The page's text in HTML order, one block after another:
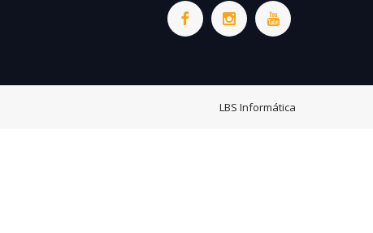
LBS Informática